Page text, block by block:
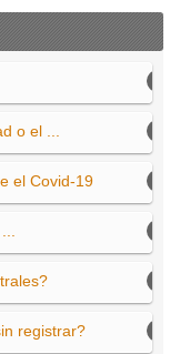
o el ...
el Covid-19
registrar?